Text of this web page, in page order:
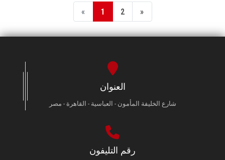
« 1 2 »
العنوان
شارع الخليفة المأمون - العباسية - القاهرة - مصر
رقم التليفون